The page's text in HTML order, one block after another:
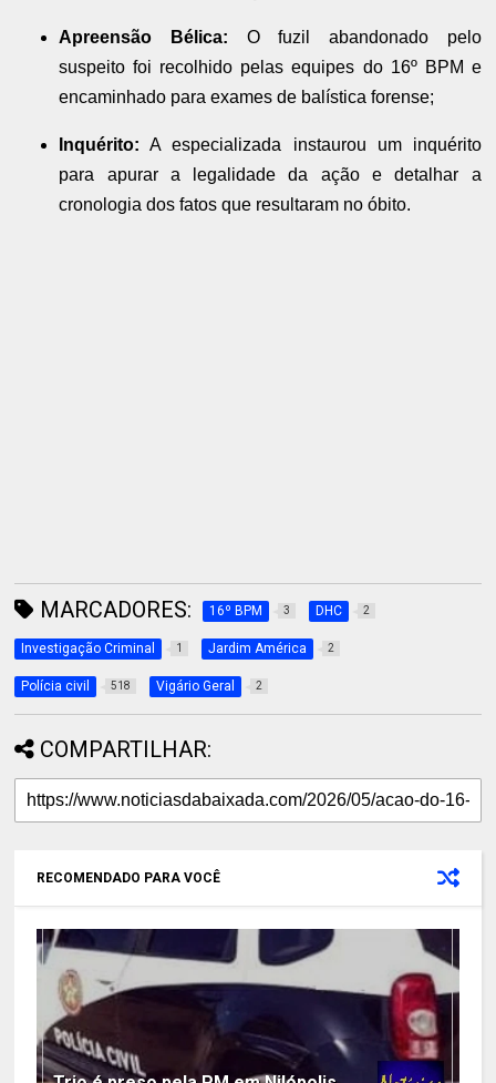
Apreensão Bélica: O fuzil abandonado pelo
suspeito foi recolhido pelas equipes do 16º BPM e
encaminhado para exames de balística forense;
Inquérito: A especializada instaurou um inquérito
para apurar a legalidade da ação e detalhar a
cronologia dos fatos que resultaram no óbito.
MARCADORES: 16º BPM 3 DHC 2
Investigação Criminal 1 Jardim América 2
Polícia civil 518 Vigário Geral 2
COMPARTILHAR:
RECOMENDADO PARA VOCÊ